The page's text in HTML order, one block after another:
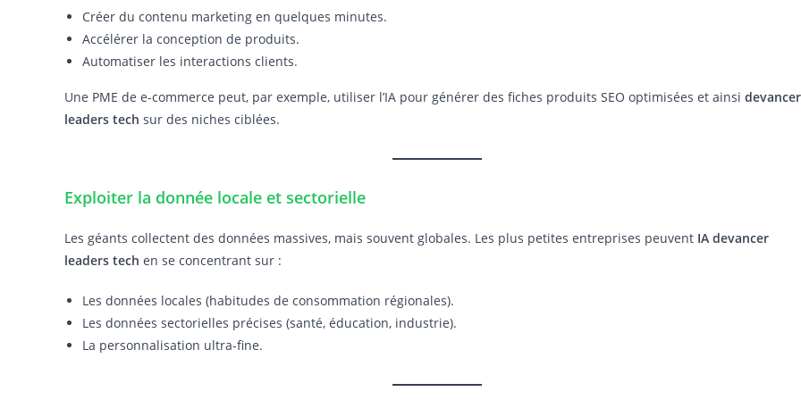
Créer du contenu marketing en quelques minutes.
Accélérer la conception de produits.
Automatiser les interactions clients.
Une PME de e-commerce peut, par exemple, utiliser l’IA pour générer des fiches produits SEO optimisées et ainsi devancer
leaders tech sur des niches ciblées.
Exploiter la donnée locale et sectorielle
Les géants collectent des données massives, mais souvent globales. Les plus petites entreprises peuvent IA devancer
leaders tech en se concentrant sur :
Les données locales (habitudes de consommation régionales).
Les données sectorielles précises (santé, éducation, industrie).
La personnalisation ultra-fine.